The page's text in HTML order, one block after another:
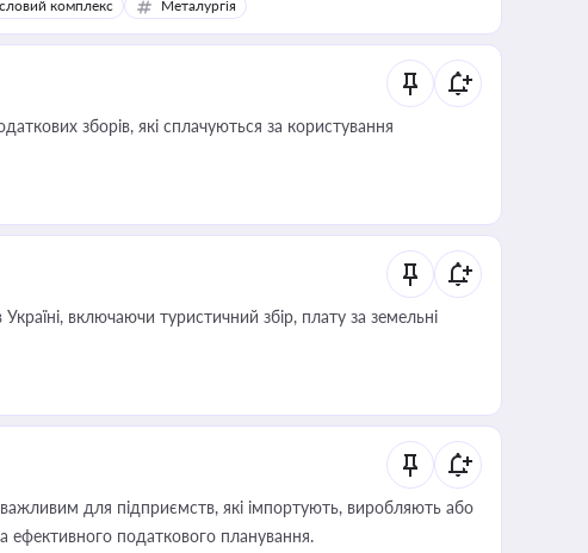
комплекс Металургія
зборів, які сплачуються за користування
включаючи туристичний збір, плату за земельні
для підприємств, які імпортують, виробляють або
ефективного податкового планування.